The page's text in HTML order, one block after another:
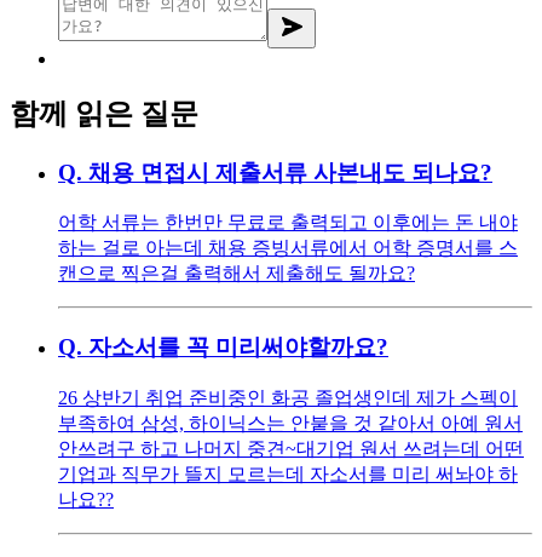
함께 읽은 질문
Q. 채용 면접시 제출서류 사본내도 되나요?
어학 서류는 한번만 무료로 출력되고 이후에는 돈 내야
하는 걸로 아는데 채용 증빙서류에서 어학 증명서를 스
캔으로 찍은걸 출력해서 제출해도 될까요?
Q. 자소서를 꼭 미리써야할까요?
26 상반기 취업 준비중인 화공 졸업생인데 제가 스펙이
부족하여 삼성, 하이닉스는 안붙을 것 같아서 아예 원서
안쓰려구 하고 나머지 중견~대기업 원서 쓰려는데 어떤
기업과 직무가 뜰지 모르는데 자소서를 미리 써놔야 하
나요??